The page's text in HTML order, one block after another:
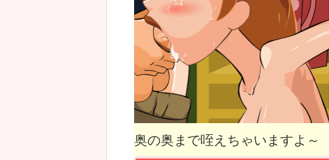
奥の奥まで咥えちゃいますよ～